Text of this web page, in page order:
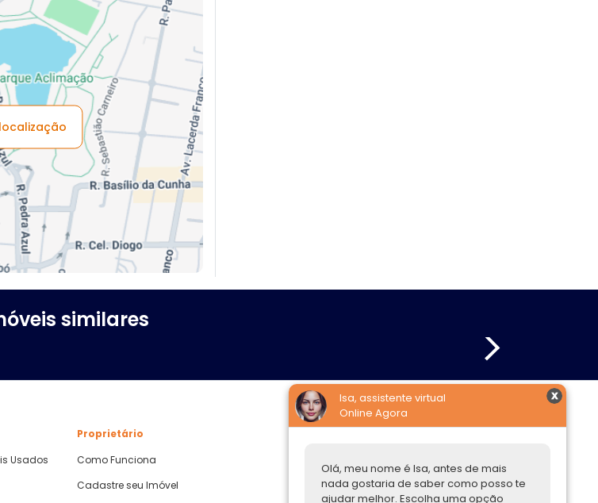
similares
Isa, assistente virtual
Online Agora
Olá, meu nome é Isa, antes de mais
nada gostaria de saber como posso te
ajudar melhor. Escolha uma opção
Usados
Proprietário
Como Funciona
Cadastre seu Imóvel
Comprar ou alugar